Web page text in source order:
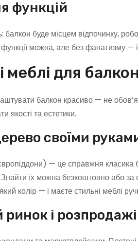
функцій
балкон буде місцем відпочинку,
можна, але без фанатизму —
для
балкон красиво — не
якості та естетики.
своїми
— це справжня класика
Знайти їх можна безкоштовно або
колір — і маєте стильні меблі
і розпродажі